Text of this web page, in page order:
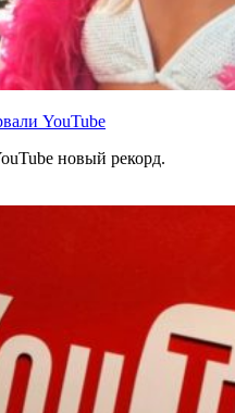
YouTube
новый рекорд.